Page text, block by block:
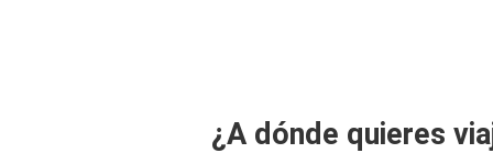
¿A dónde quieres